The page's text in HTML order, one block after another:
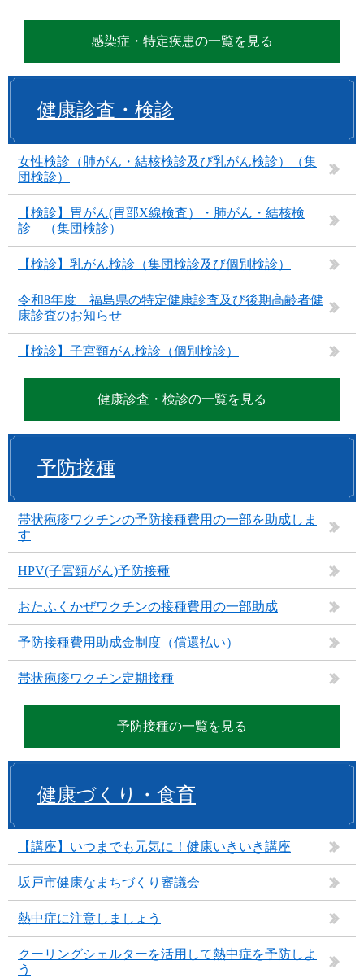
感染症・特定疾患の一覧を見る
健康診査・検診
女性検診（肺がん・結核検診及び乳がん検診）（集
団検診）
【検診】胃がん(胃部X線検査）・肺がん・結核検
診 （集団検診）
【検診】乳がん検診（集団検診及び個別検診）
令和8年度 福島県の特定健康診査及び後期高齢者健
康診査のお知らせ
【検診】子宮頸がん検診（個別検診）
健康診査・検診の一覧を見る
予防接種
帯状疱疹ワクチンの予防接種費用の一部を助成しま
す
HPV(子宮頸がん)予防接種
おたふくかぜワクチンの接種費用の一部助成
予防接種費用助成金制度（償還払い）
帯状疱疹ワクチン定期接種
予防接種の一覧を見る
健康づくり・食育
【講座】いつまでも元気に！健康いきいき講座
坂戸市健康なまちづくり審議会
熱中症に注意しましょう
クーリングシェルターを活用して熱中症を予防しよ
う